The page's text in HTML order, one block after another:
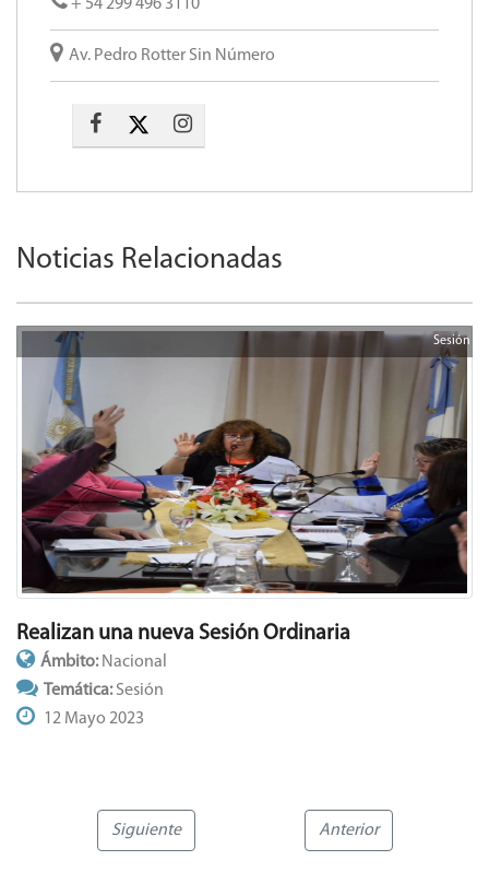
+ 54 299 496 3110
Av. Pedro Rotter Sin Número
Noticias Relacionadas
Sesión
Realizan una nueva Sesión Ordinaria
Ámbito: Nacional
Temática:Sesión
12 Mayo 2023
Siguiente Anterior